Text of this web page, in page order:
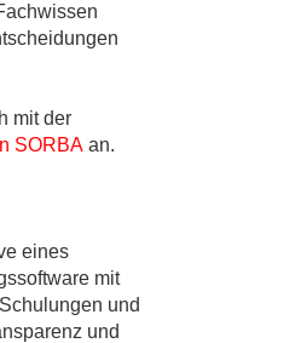
mit der
SORBA an.
eines
mit
und
und